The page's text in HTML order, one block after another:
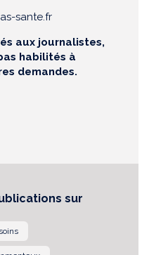
sante.fr
aux journalistes,
habilités à
demandes.
sur